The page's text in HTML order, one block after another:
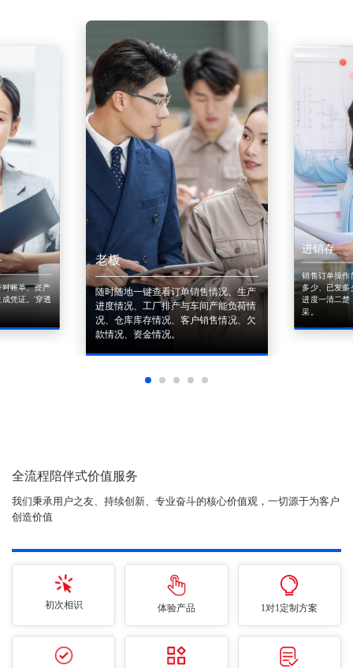
账单、资产
凭证。'穿透
老板
随时随地一键查看订单销售情况、生产
进度情况、工厂排产与车间产能负荷情
况、仓库库存情况、客户销售情况、欠
款情况、资金情况。
进销存
销售订单操作
多少、已发多
进度一清二楚
采。
全流程陪伴式价值服务
我们秉承用户之友、持续创新、专业奋斗的核心价值观，一切源于为客户
创造价值
初次相识 体验产品 1对1定制方案